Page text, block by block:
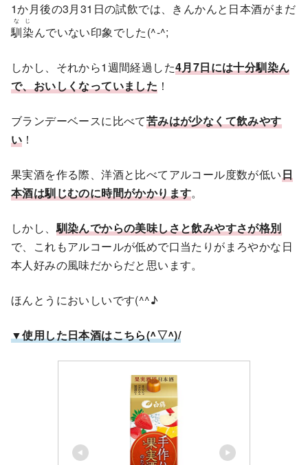
1か月後の3月31日の試飲では、きんかんと日本酒がまだ
馴染
なじ
んでいない印象でした(^-^;
しかし、それから1週間経過した4月7日には十分馴染ん
で、おいしくなっていました ！
ブランデーベースに比べて苦みはが少なくて飲みやす
い ！
果実酒を作る際、洋酒と比べてアルコール度数が低い日
本酒は馴じむのに時間がかかります。
しかし、馴染んでからの美味しさと飲みやすさが格別
で、これもアルコールが低めで口当たりがまろやかな日
本人好みの風味だからだと思います。
ほんとうにおいしいです(^^♪
▼使用した日本酒はこちら(^▽^)/